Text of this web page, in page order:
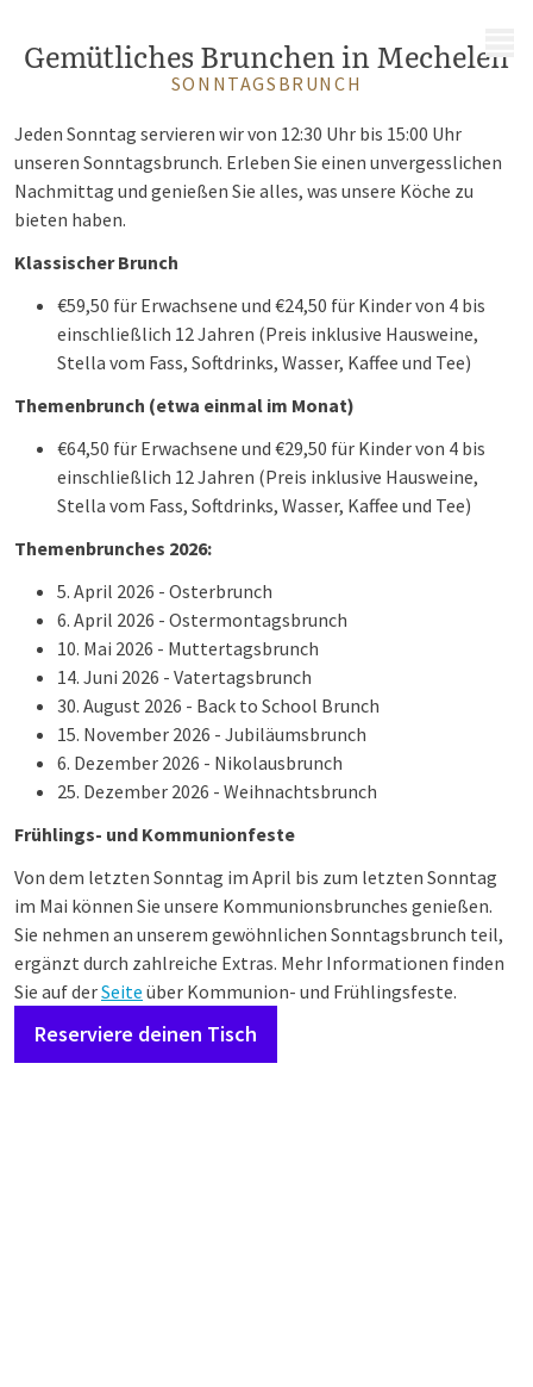
Gemütliches Brunchen in Mechelen
SONNTAGSBRUNCH
Jeden Sonntag servieren wir von 12:30 Uhr bis 15:00 Uhr
unseren Sonntagsbrunch. Erleben Sie einen unvergesslichen
Nachmittag und genießen Sie alles, was unsere Köche zu
bieten haben.
Klassischer Brunch
€59,50 für Erwachsene und €24,50 für Kinder von 4 bis
einschließlich 12 Jahren (Preis inklusive Hausweine,
Stella vom Fass, Softdrinks, Wasser, Kaffee und Tee)
Themenbrunch (etwa einmal im Monat)
€64,50 für Erwachsene und €29,50 für Kinder von 4 bis
einschließlich 12 Jahren (Preis inklusive Hausweine,
Stella vom Fass, Softdrinks, Wasser, Kaffee und Tee)
Themenbrunches 2026:
5. April 2026 - Osterbrunch
6. April 2026 - Ostermontagsbrunch
10. Mai 2026 - Muttertagsbrunch
14. Juni 2026 - Vatertagsbrunch
30. August 2026 - Back to School Brunch
15. November 2026 - Jubiläumsbrunch
6. Dezember 2026 - Nikolausbrunch
25. Dezember 2026 - Weihnachtsbrunch
Frühlings- und Kommunionfeste
Von dem letzten Sonntag im April bis zum letzten Sonntag
im Mai können Sie unsere Kommunionsbrunches genießen.
Sie nehmen an unserem gewöhnlichen Sonntagsbrunch teil,
ergänzt durch zahlreiche Extras. Mehr Informationen finden
Sie auf derSeite über Kommunion- und Frühlingsfeste.
Reserviere deinen Tisch